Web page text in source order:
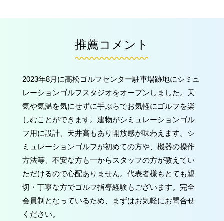
推薦コメント
2023年8月に高松ゴルフセンター駐車場跡地にシミュ
レーションゴルフスタジオをオープンしました。天
気や気温を気にせずに手ぶらでお気軽にゴルフを楽
しむことができます。建物がシミュレーションゴル
フ用に設計、天井高もあり開放感が味わえます。シ
ミュレーションゴルフが初めての方や、機器の操作
方法等、不安な方も一からスタッフの方が教えてい
ただけるので心配ありません。代表者様もとても親
切・丁寧な方でゴルフ指導経験もございます。完全
会員制となっているため、まずはお気軽にお問合せ
ください。